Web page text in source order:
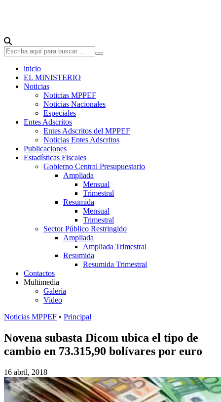
inicio
EL MINISTERIO
Noticias
Noticias MPPEF
Noticias Nacionales
Especiales
Entes Adscritos
Entes Adscritos del MPPEF
Noticias Entes Adscritos
Publicaciones
Estadísticas Fiscales
Gobierno Central Presupuestario
Ampliada
Mensual
Trimestral
Resumida
Mensual
Trimestral
Sector Público Restringido
Ampliada
Ampliada Trimestral
Resumida
Resumida Trimestral
Contactos
Multimedia
Galería
Video
Noticias MPPEF • Principal
Novena subasta Dicom ubica el tipo de
cambio en 73.315,90 bolívares por euro
16 abril, 2018